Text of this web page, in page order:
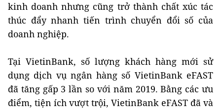
kinh doanh nhưng cũng trở thành chất xúc tác
thúc đẩy nhanh tiến trình chuyển đổi số của
doanh nghiệp.
Tại VietinBank, số lượng khách hàng mới sử
dụng dịch vụ ngân hàng số VietinBank eFAST
đã tăng gấp 3 lần so với năm 2019. Bằng các ưu
điểm, tiện ích vượt trội, VietinBank eFAST đã và